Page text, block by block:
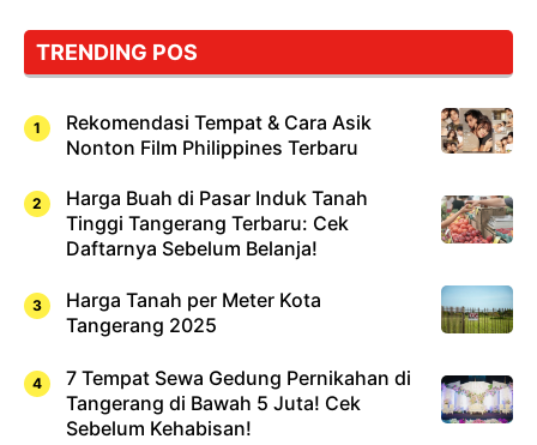
TRENDING POS
Rekomendasi Tempat & Cara Asik
Nonton Film Philippines Terbaru
Harga Buah di Pasar Induk Tanah
Tinggi Tangerang Terbaru: Cek
Daftarnya Sebelum Belanja!
Harga Tanah per Meter Kota
Tangerang 2025
7 Tempat Sewa Gedung Pernikahan di
Tangerang di Bawah 5 Juta! Cek
Sebelum Kehabisan!